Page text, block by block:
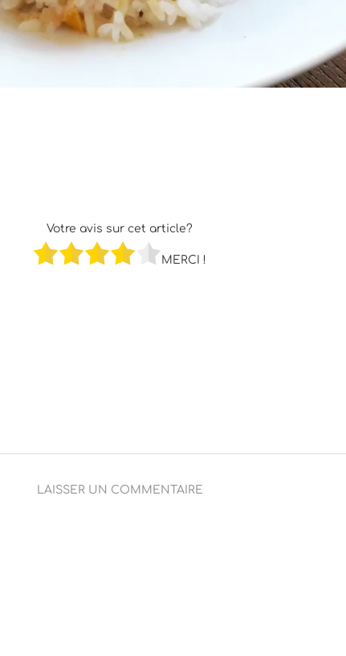
Votre avis sur cet article?
MERCI !
LAISSER UN COMMENTAIRE